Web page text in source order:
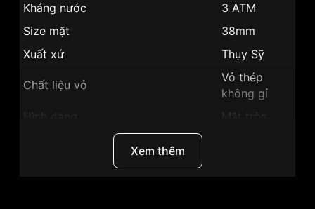
Kháng nước
3 ATM
Size mặt
38mm
Xuất xứ
Thụy Sỹ
Chất liệu vỏ
Vỏ thép
không gỉ
Hình dạng
Mặt tròn
Xem thêm